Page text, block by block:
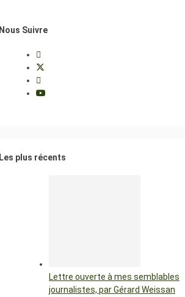
Nous Suivre
Les plus récents
Lettre ouverte à mes semblables
journalistes, par Gérard Weissan